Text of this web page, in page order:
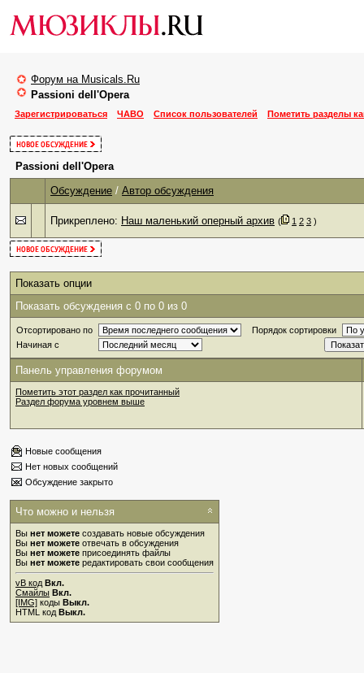
Форум на Musicals.Ru
Рassioni dell'Opera
Зарегистрироваться ЧАВО Список пользователей Пометить разделы
Рassioni dell'Opera
Обсуждение / Автор обсуждения
Прикреплено: Наш маленький оперный архив ( 1 2 3 )
Показать опции
Показать обсуждения с 0 по 0 из 0
Отсортировано по
Порядок сортировки
Начиная с
Панель управления форумом
Пометить этот раздел как прочитанный
Раздел форума уровнем выше
Новые сообщения
Нет новых сообщений
Обсуждение закрыто
Что можно и нельзя
Вы нет можете создавать новые обсуждения
Вы нет можете отвечать в обсуждения
Вы нет можете присоединять файлы
Вы нет можете редактировать свои сообщения
vB код Вкл.
Смайлы Вкл.
[IMG] коды Выкл.
HTML код Выкл.